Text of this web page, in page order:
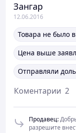
Зангар
12.06.2016
Товара не было
Цена выше
Отправляли
Коментарии 2
Продавец:
разрешите внести